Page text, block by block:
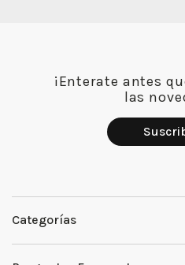
¡Enterate antes
las
Categorías